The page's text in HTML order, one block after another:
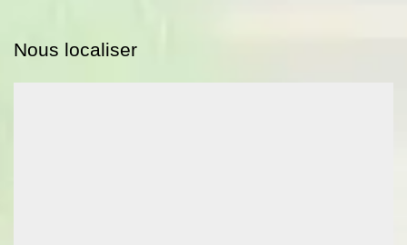
Nous localiser